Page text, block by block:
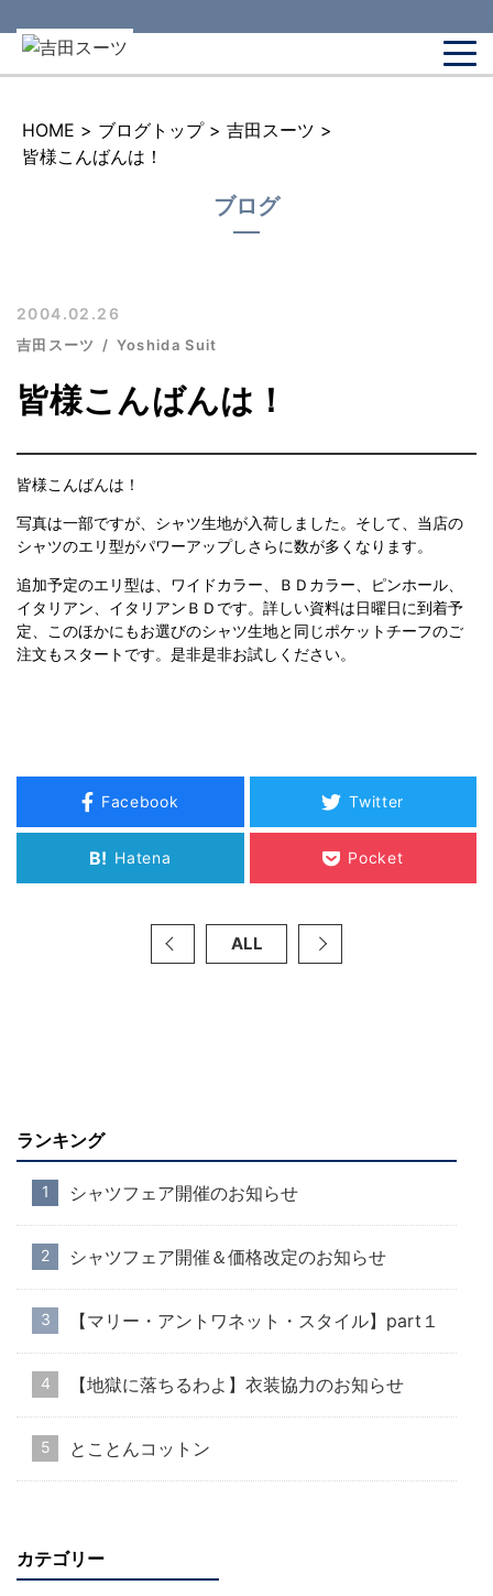
HOME > ブログトップ > 吉田スーツ >
皆様こんばんは！
ブログ
2004.02.26
吉田スーツ Yoshida Suit
皆様こんばんは！
皆様こんばんは！
写真は一部ですが、シャツ生地が入荷しました。そして、当店の
シャツのエリ型がパワーアップしさらに数が多くなります。
追加予定のエリ型は、ワイドカラー、ＢＤカラー、ピンホール、
イタリアン、イタリアンＢＤです。詳しい資料は日曜日に到着予
定、このほかにもお選びのシャツ生地と同じポケットチーフのご
注文もスタートです。是非是非お試しください。
Facebook Twitter
B! Hatena Pocket
ALL
ランキング
シャツフェア開催のお知らせ
シャツフェア開催＆価格改定のお知らせ
【マリー・アントワネット・スタイル】part１
【地獄に落ちるわよ】衣装協力のお知らせ
とことんコットン
カテゴリー